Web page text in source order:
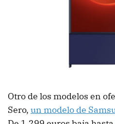
Otro de los modelos en
Sero, un modelo de